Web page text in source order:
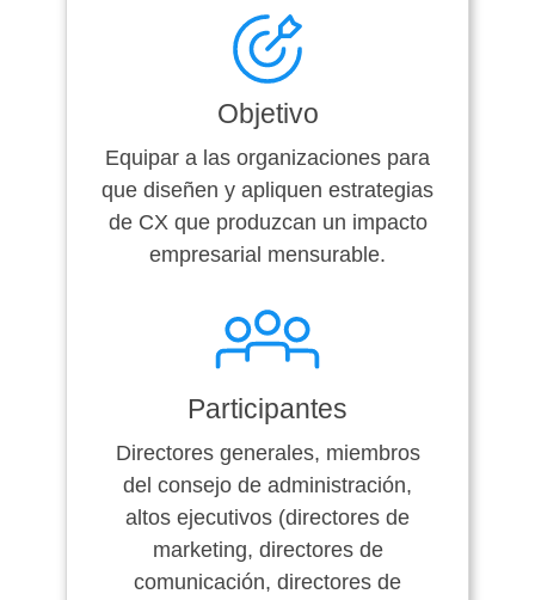
Objetivo
Equipar a las organizaciones para
que diseñen y apliquen estrategias
de CX que produzcan un impacto
empresarial mensurable.
Participantes
Directores generales, miembros
del consejo de administración,
altos ejecutivos (directores de
marketing, directores de
comunicación, directores de